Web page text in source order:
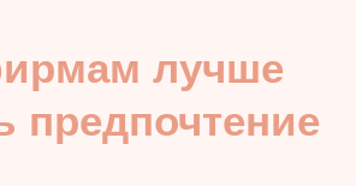
лучше
предпочтение